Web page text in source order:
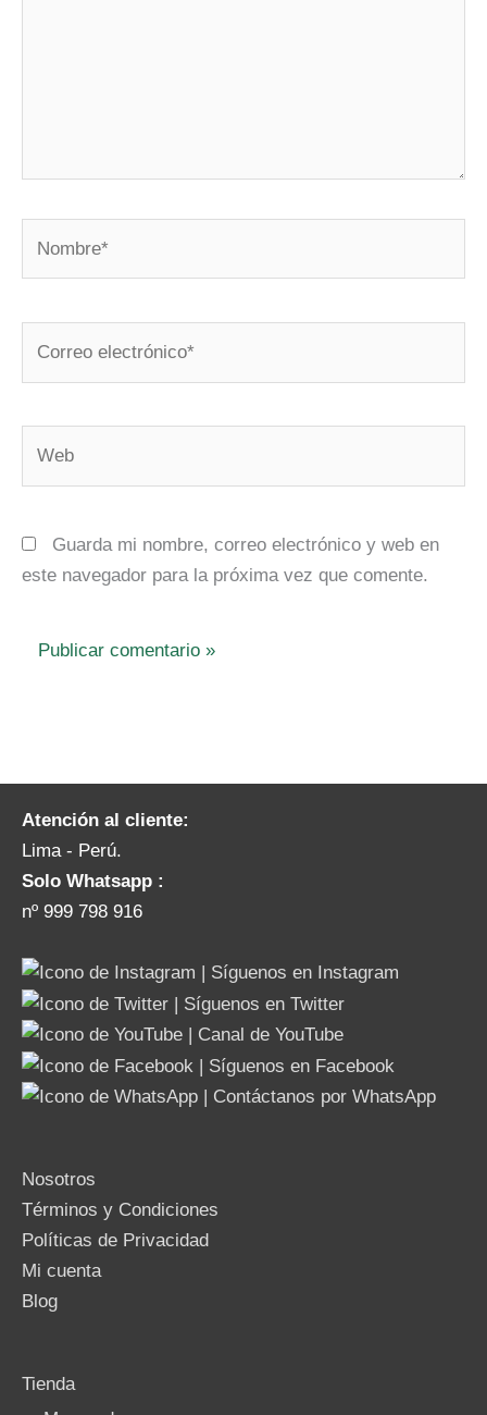
Guarda mi nombre, correo electrónico y web en
este navegador para la próxima vez que comente.
Atención al cliente:
Lima - Perú.
Solo Whatsapp :
nº 999 798 916
Nosotros
Términos y Condiciones
Políticas de Privacidad
Mi cuenta
Blog
Tienda